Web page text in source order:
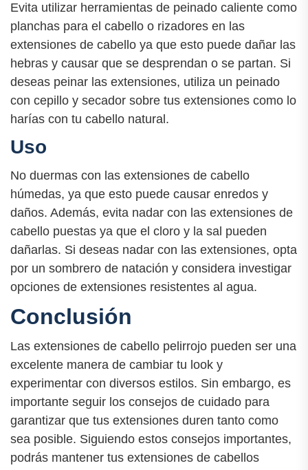
Evita utilizar herramientas de peinado caliente como
planchas para el cabello o rizadores en las
extensiones de cabello ya que esto puede dañar las
hebras y causar que se desprendan o se partan. Si
deseas peinar las extensiones, utiliza un peinado
con cepillo y secador sobre tus extensiones como lo
harías con tu cabello natural.
Uso
No duermas con las extensiones de cabello
húmedas, ya que esto puede causar enredos y
daños. Además, evita nadar con las extensiones de
cabello puestas ya que el cloro y la sal pueden
dañarlas. Si deseas nadar con las extensiones, opta
por un sombrero de natación y considera investigar
opciones de extensiones resistentes al agua.
Conclusión
Las extensiones de cabello pelirrojo pueden ser una
excelente manera de cambiar tu look y
experimentar con diversos estilos. Sin embargo, es
importante seguir los consejos de cuidado para
garantizar que tus extensiones duren tanto como
sea posible. Siguiendo estos consejos importantes,
podrás mantener tus extensiones de cabellos